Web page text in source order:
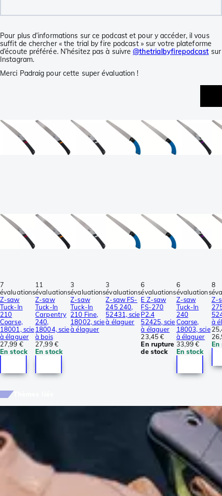
Pour plus d’informations sur ce podcast et pour y accéder, il vous
suffit de chercher « the trial by fire podcast » sur votre plateforme
d’écoute préférée. N’hésitez pas à suivre@thetrialbyfirepodcast sur
Instagram.
Merci Padraig pour cette super évaluation !
7
évaluations
Z-saw
Tuck-In
210
Coarse,
18001, scie
à élaguer
27,99 €
En stock
11
évaluations
Z-saw
Tuck-In
Carpentry
240,
18004, scie
à bois
27,99 €
En stock
3
évaluations
Z-saw
Tuck-In
210 Fine,
18002, scie
à élaguer
3
évaluations
Z-saw FS-
245 240,
52431, scie
à élaguer
6
évaluations
E Z-saw
FS-270
P2.4
52425, scie
à élaguer
23,45 €
En rupture
de stock
6
évaluations
Z-saw
Tuck-In
240
Coarse,
18003, scie
à élaguer
33,99 €
En stock
8
Z-
à
En